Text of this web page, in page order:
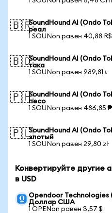
🇧🇷SoundHound AI (Ondo
реал
1 SOUNon равен 40,88 R$
🇧🇩SoundHound AI (Ondo
така
1 SOUNon равен 989,81 ৳
🇵🇭SoundHound AI (Ondo
песо
1 SOUNon равен 486,85 ₱
🇵🇱SoundHound AI (Ondo
злотый
1 SOUNon равен 29,80 zł
Конвертируйте другие
в USD
Opendoor Technologies
Доллар США
1 OPENon равен 3,57 $